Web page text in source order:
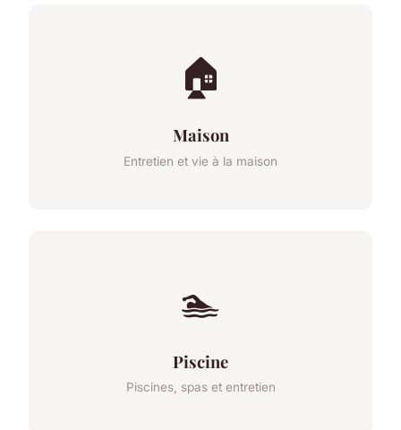
🏠
Maison
Entretien et vie à la maison
🏊
Piscine
Piscines, spas et entretien